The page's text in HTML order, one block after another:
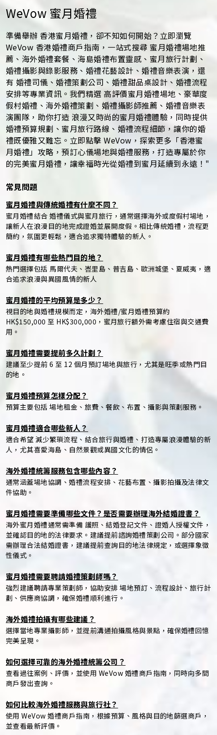
WeVow 蜜月婚禮
準備舉辦 香港蜜月婚禮，卻不知如何開始？立即瀏覽
WeVow 香港婚禮商戶指南，一站式搜尋 蜜月婚禮場地推
薦、海外婚禮套餐、海島婚禮布置靈感、蜜月旅行計劃、
婚禮攝影與錄影服務、婚禮花藝設計、婚禮音樂表演，還
有 婚禮司儀、婚禮策劃公司、婚禮甜品桌設計、婚禮流程
安排等專業資訊。我們精選 高評價蜜月婚禮場地、豪華度
假村婚禮、海外婚禮策劃、婚禮攝影師推薦、婚禮音樂表
演團隊，助你打造 浪漫又時尚的蜜月婚禮體驗，同時提供
婚禮預算規劃、蜜月旅行路線、婚禮流程細節，讓你的婚
禮既優雅又難忘。立即點擊 WeVow，探索更多「香港蜜
月婚禮」攻略，預訂心儀場地與婚禮服務，打造專屬於你
的完美蜜月婚禮，讓幸福時光從婚禮到蜜月延續到永遠！"
常見問題
蜜月婚禮與傳統婚禮有什麼不同？
蜜月婚禮結合 婚禮儀式與蜜月旅行，通常選擇海外或度假村場地，
讓新人在浪漫目的地完成證婚並展開度假。相比傳統婚禮，流程更
簡約，氛圍更輕鬆，適合追求獨特體驗的新人。
蜜月婚禮有哪些熱門目的地？
熱門選擇包括 馬爾代夫、峇里島、普吉島、歐洲城堡、夏威夷，適
合追求浪漫與異國風情的新人
蜜月婚禮的平均預算是多少？
視目的地與婚禮規模而定，海外婚禮/蜜月婚禮預算約
HK$150,000 至 HK$300,000，蜜月旅行額外需考慮住宿與交通費
用。
蜜月婚禮需要提前多久計劃？
建議至少提前 6 至 12 個月預訂場地與旅行，尤其是旺季或熱門目
的地。
蜜月婚禮預算怎樣分配？
預算主要包括 場地租金、旅費、餐飲、布置、攝影與策劃服務。
蜜月婚禮適合哪些新人？
適合希望 減少繁瑣流程、結合旅行與婚禮、打造專屬浪漫體驗的新
人，尤其喜愛海島、自然景觀或異國文化的情侶。
海外婚禮統籌服務包含哪些內容？
通常涵蓋場地協調、婚禮流程安排、花藝布置、攝影拍攝及法律文
件協助。
蜜月婚禮需要準備哪些文件？是否需要辦理海外結婚證書？
海外蜜月婚禮通常需準備 護照、結婚登記文件、證婚人授權文件，
並確認目的地的法律要求。建議提前諮詢婚禮策劃公司。部分國家
需辦理合法結婚證書，建議提前查詢目的地法律規定，或選擇象徵
性儀式。
蜜月婚禮需要聘請婚禮策劃師嗎？
強烈建議聘請專業策劃師，協助安排 場地預訂、流程設計、旅行計
劃、供應商協調，確保婚禮順利進行。
海外婚禮拍攝有哪些建議？
選擇當地專業攝影師，並提前溝通拍攝風格與景點，確保婚禮回憶
完美呈現。
如何選擇可靠的海外婚禮統籌公司？
查看過往案例、評價，並使用 WeVow 婚禮商戶指南，同時向多間
商戶發出查詢。
如何比較海外婚禮服務與旅行社？
使用 WeVow 婚禮商戶指南，根據預算、風格與目的地篩選商戶，
並查看最新評價。